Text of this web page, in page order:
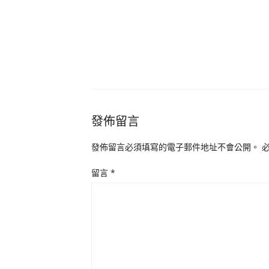
發佈留言
發佈留言必須填寫的電子郵件地址不會公開。
留言 *